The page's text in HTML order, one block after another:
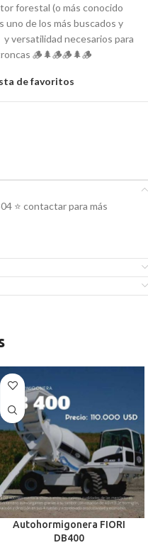
forestal (o más conocido
uno de los más buscados y
versatilidad necesarios para
🪵🌲🪵🪵🌲🪵
de favoritos
⭐ contactar para más
Autohormigonera FIORI
DB400